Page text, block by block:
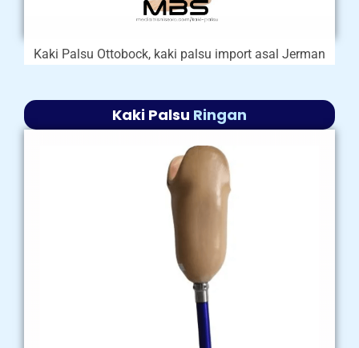
Kaki Palsu Ottobock, kaki palsu import asal Jerman
Kaki Palsu Ringan